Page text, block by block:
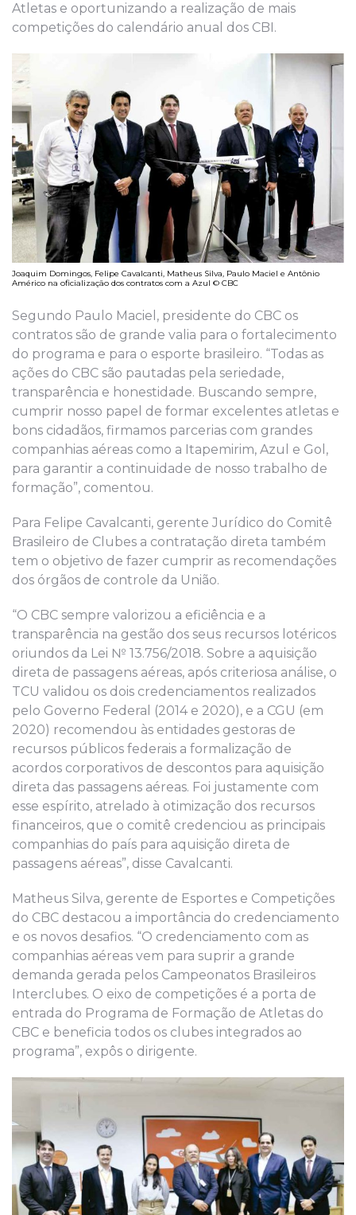
Atletas e oportunizando a realização de mais
competições do calendário anual dos CBI.
Joaquim Domingos, Felipe Cavalcanti, Matheus Silva, Paulo Maciel e Antônio
Américo na oficialização dos contratos com a Azul © CBC
Segundo Paulo Maciel, presidente do CBC os
contratos são de grande valia para o fortalecimento
do programa e para o esporte brasileiro. “Todas as
ações do CBC são pautadas pela seriedade,
transparência e honestidade. Buscando sempre,
cumprir nosso papel de formar excelentes atletas e
bons cidadãos, firmamos parcerias com grandes
companhias aéreas como a Itapemirim, Azul e Gol,
para garantir a continuidade de nosso trabalho de
formação”, comentou.
Para Felipe Cavalcanti, gerente Jurídico do Comitê
Brasileiro de Clubes a contratação direta também
tem o objetivo de fazer cumprir as recomendações
dos órgãos de controle da União.
“O CBC sempre valorizou a eficiência e a
transparência na gestão dos seus recursos lotéricos
oriundos da Lei № 13.756/2018. Sobre a aquisição
direta de passagens aéreas, após criteriosa análise, o
TCU validou os dois credenciamentos realizados
pelo Governo Federal (2014 e 2020), e a CGU (em
2020) recomendou às entidades gestoras de
recursos públicos federais a formalização de
acordos corporativos de descontos para aquisição
direta das passagens aéreas. Foi justamente com
esse espírito, atrelado à otimização dos recursos
financeiros, que o comitê credenciou as principais
companhias do país para aquisição direta de
passagens aéreas”, disse Cavalcanti.
Matheus Silva, gerente de Esportes e Competições
do CBC destacou a importância do credenciamento
e os novos desafios. “O credenciamento com as
companhias aéreas vem para suprir a grande
demanda gerada pelos Campeonatos Brasileiros
Interclubes. O eixo de competições é a porta de
entrada do Programa de Formação de Atletas do
CBC e beneficia todos os clubes integrados ao
programa”, expôs o dirigente.